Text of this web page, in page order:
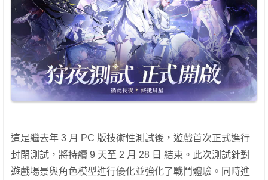
這是繼去年 3 月 PC 版技術性測試後，遊戲首次正式進行
封閉測試，將持續 9 天至 2 月 28 日 結束。此次測試針對
遊戲場景與角色模型進行優化並強化了戰鬥體驗。同時進